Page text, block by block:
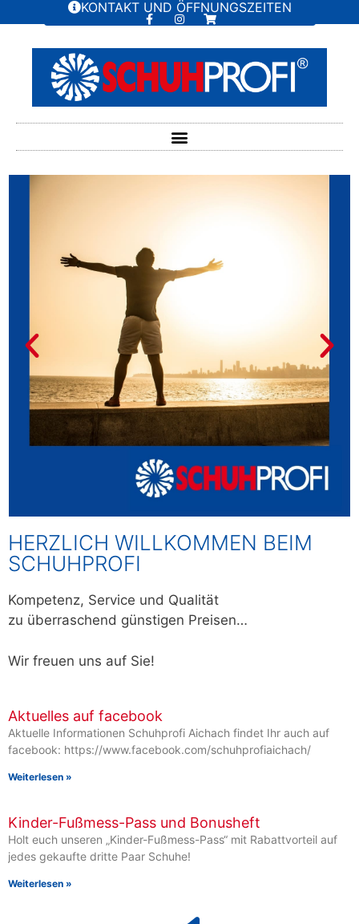
KONTAKT UND ÖFFNUNGSZEITEN
HERZLICH WILLKOMMEN BEIM
SCHUHPROFI
Kompetenz, Service und Qualität
zu überraschend günstigen Preisen…
Wir freuen uns auf Sie!
Aktuelles auf facebook
Aktuelle Informationen Schuhprofi Aichach findet Ihr auch auf
facebook: https://www.facebook.com/schuhprofiaichach/
Weiterlesen »
Kinder-Fußmess-Pass und Bonusheft
Holt euch unseren „Kinder-Fußmess-Pass“ mit Rabattvorteil auf
jedes gekaufte dritte Paar Schuhe!
Weiterlesen »